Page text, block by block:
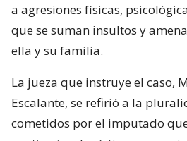
a agresiones físicas,
que se suman insultos y
ella y su familia.
La jueza que instruye el caso,
Escalante, se refirió a la
cometidos por el imputado